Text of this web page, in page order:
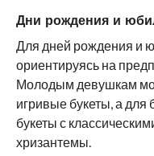
Дни рождения и
Для дней рождения и
ориентируясь на
Молодым девушкам
игривые букеты, а
букеты с
хризантемы.